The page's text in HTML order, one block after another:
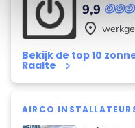
9,9
Bekijk de top 10
Raalte keyboard_arrow_right
place
AIRCO